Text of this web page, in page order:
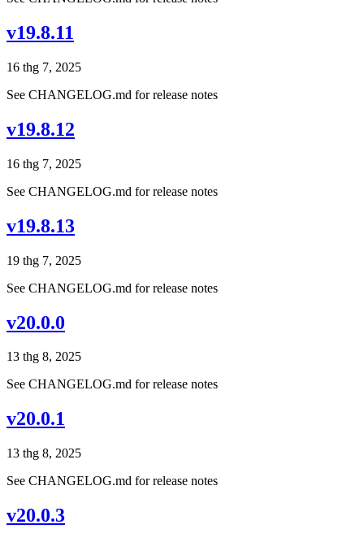
v19.8.11
16 thg 7, 2025
See CHANGELOG.md for release notes
v19.8.12
16 thg 7, 2025
See CHANGELOG.md for release notes
v19.8.13
19 thg 7, 2025
See CHANGELOG.md for release notes
v20.0.0
13 thg 8, 2025
See CHANGELOG.md for release notes
v20.0.1
13 thg 8, 2025
See CHANGELOG.md for release notes
v20.0.3